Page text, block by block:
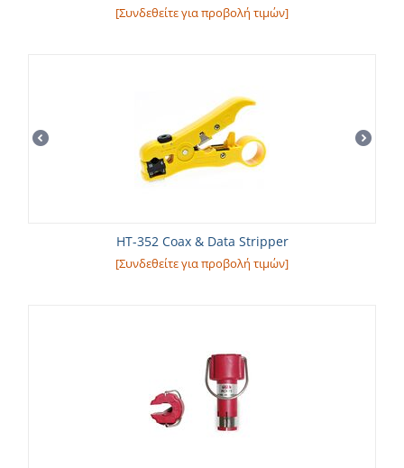
[Συνδεθείτε για προβολή τιμών]
HT-352 Coax & Data Stripper
[Συνδεθείτε για προβολή τιμών]